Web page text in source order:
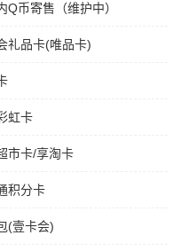
币寄售（维护中）
礼品卡(唯品卡)
虹卡
市卡/享淘卡
积分卡
(壹卡会)